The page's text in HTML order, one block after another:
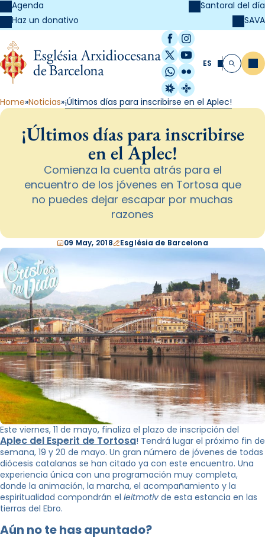
Agenda
Haz un donativo
Santoral del día
SAVA
Facebook
Instagram
X / Twitter
YouTube
WhatsApp
Flickr
Radio Estel
Catalunya
ES Buscar
Home Noticias ¡Últimos días para inscribirse en el Aplec!
¡Últimos días para inscribirse
en el Aplec!
Comienza la cuenta atrás para el
encuentro de los jóvenes en Tortosa que
no puedes dejar escapar por muchas
razones
09 May, 2018 Església de Barcelona
Este viernes, 11 de mayo, finaliza el plazo de inscripción del
Aplec del Esperit de Tortosa! Tendrá lugar el próximo fin de
semana, 19 y 20 de mayo. Un gran número de jóvenes de todas
diócesis catalanas se han citado ya con este encuentro. Una
experiencia única con una programación muy completa,
donde la animación, la marcha, el acompañamiento y la
espiritualidad compondrán el leitmotiv de esta estancia en las
tierras del Ebro.
Aún no te has apuntado?